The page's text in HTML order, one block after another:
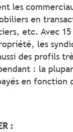
les
en
etc. Avec
les
des profils
: la
en fonction
: